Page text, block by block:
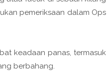
pemeriksaan dalam Ops
keadaan panas, termasuk
berbahang.